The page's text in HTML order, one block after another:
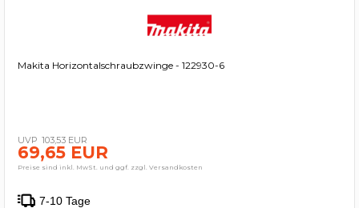
Makita Horizontalschraubzwinge - 122930-6
103,53 EUR
69,65 EUR
Preise sind inkl. MwSt. und ggf. zzgl. Versandkosten
7-10 Tage